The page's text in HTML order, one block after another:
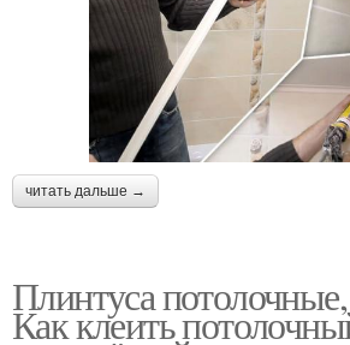
читать дальше →
Плинтуса
Как клеить